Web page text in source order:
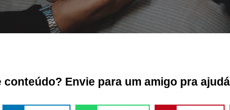
conteúdo? Envie para um amigo pra